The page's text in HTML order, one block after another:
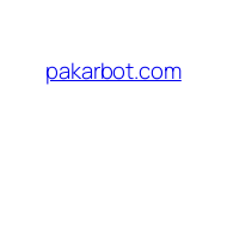
content
pakarbot.com